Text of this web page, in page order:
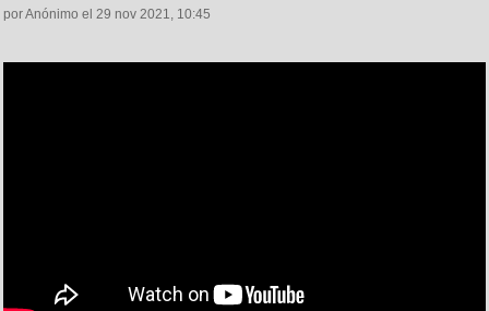
por Anónimo el 29 nov 2021, 10:45